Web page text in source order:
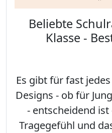
Beliebte
Klasse -
Es gibt für fast
Designs - ob für
- entscheidend
Tragegefühl und